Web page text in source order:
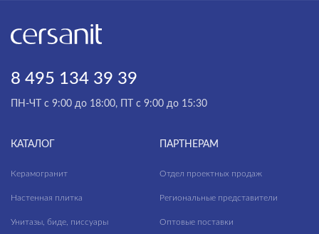
8 495 134 39 39
ПН-ЧТ с 9:00 до 18:00, ПТ с 9:00 до 15:30
КАТАЛОГ
Керамогранит
Настенная плитка
Унитазы, биде, писсуары
ПАРТНЕРАМ
Отдел проектных продаж
Региональные представители
Оптовые поставки